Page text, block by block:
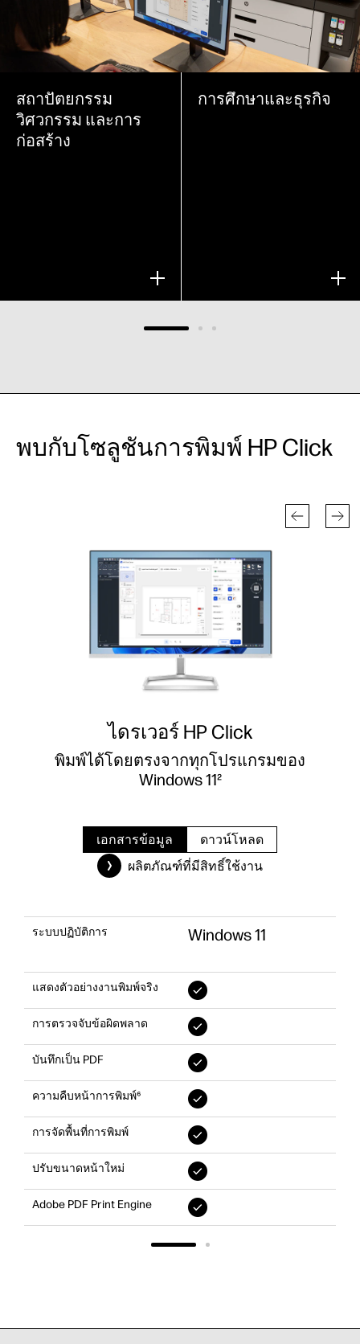
สถาปัตยกรรม
วิศวกรรม และการ
ก่อสร้าง
การศึกษาและธุรกิจ
พบกับโซลูชันการพิมพ์ HP Click
ไดรเวอร์ HP Click
พิมพ์ได้โดยตรงจากทุกโปรแกรมของ
Windows 11²
เอกสารข้อมูล
ดาวน์โหลด
ผลิตภัณฑ์ที่มีสิทธิ์ใช้งาน
ระบบปฏิบัติการ Windows 11
แสดงตัวอย่างงานพิมพ์จริง
การตรวจจับข้อผิดพลาด
บันทึกเป็น PDF
ความคืบหน้าการพิมพ์⁶
การจัดพื้นที่การพิมพ์
ปรับขนาดหน้าใหม่
Adobe PDF Print Engine